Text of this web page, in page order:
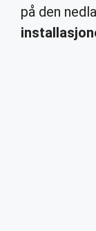
på den